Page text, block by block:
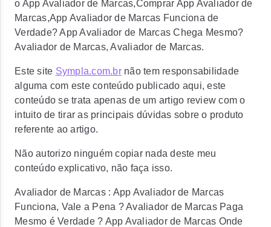
o App Avaliador de Marcas,Comprar App Avaliador de
Marcas,App Avaliador de Marcas Funciona de
Verdade? App Avaliador de Marcas Chega Mesmo?
Avaliador de Marcas, Avaliador de Marcas.
Este site Sympla.com.brnão tem responsabilidade
alguma com este conteúdo publicado aqui, este
conteúdo se trata apenas de um artigo review com o
intuito de tirar as principais dúvidas sobre o produto
referente ao artigo.
Não autorizo ninguém copiar nada deste meu
conteúdo explicativo, não faça isso.
Avaliador de Marcas : App Avaliador de Marcas
Funciona, Vale a Pena ? Avaliador de Marcas Paga
Mesmo é Verdade ? App Avaliador de Marcas Onde